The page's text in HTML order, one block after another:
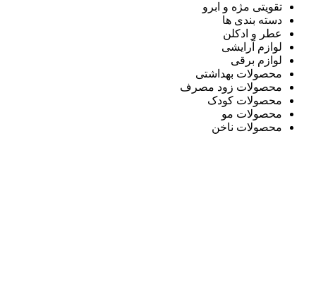
تقویتی مژه و ابرو
دسته بندی ها
عطر و ادکلن
لوازم آرایشی
لوازم برقی
محصولات بهداشتی
محصولات زود مصرف
محصولات کودک
محصولات مو
محصولات ناخن